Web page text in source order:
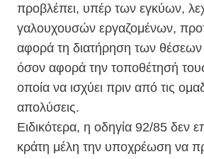
προβλέπει, υπέρ των εγκύων,
γαλουχουσών εργαζομένων,
αφορά τη διατήρηση των θέσεων
όσον αφορά την τοποθέτησή
οποία να ισχύει πριν από τις
απολύσεις.
Ειδικότερα, η οδηγία 92/85 δεν
κράτη μέλη την υποχρέωση να